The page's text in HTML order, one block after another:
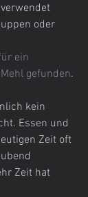
oder
ein
gefunden.
kein
Essen und
Zeit oft
Zeit hat